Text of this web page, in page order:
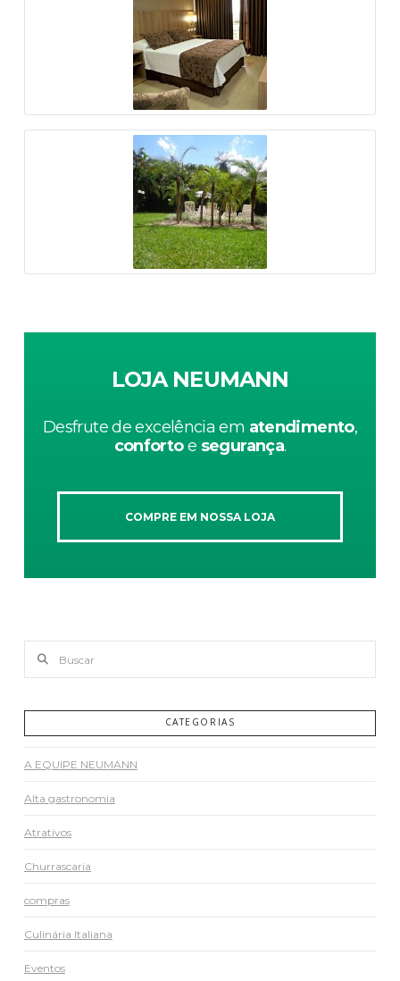
LOJA NEUMANN
Desfrute de excelência em atendimento,
confortoe segurança.
COMPRE EM NOSSA LOJA
CATEGORIAS
A EQUIPE NEUMANN
Alta gastronomia
Atrativos
Churrascaria
compras
Culinária Italiana
Eventos